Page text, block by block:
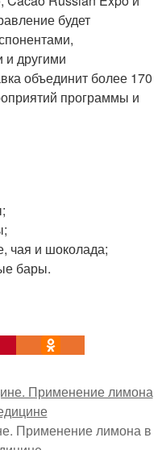
будет
другими
объединит более 170
программы и
чая и шоколада;
бары.
Применение лимона в